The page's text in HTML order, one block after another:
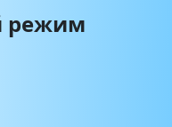
режим